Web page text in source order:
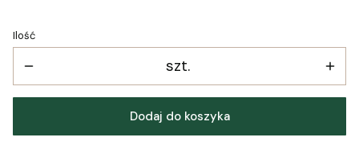
Ilość
szt.
Dodaj do koszyka